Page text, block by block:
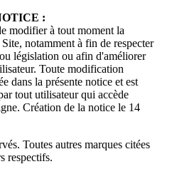
:
modifier à tout moment la
notamment à fin de respecter
législation ou afin d'améliorer
Toute modification
dans la présente notice et est
tout utilisateur qui accède
Création de la notice le 14
Toutes autres marques citées
respectifs.